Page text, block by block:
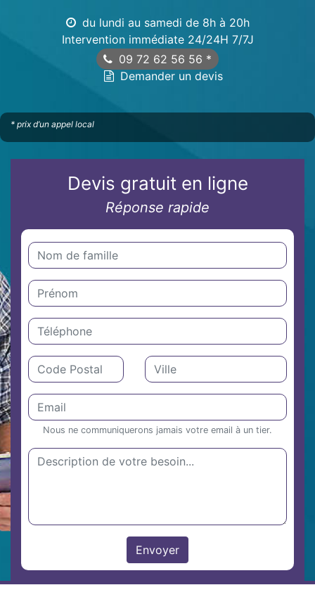
du lundi au samedi de 8h à 20h
Intervention immédiate 24/24H 7/7J
09 72 62 56 56 *
Demander un devis
* prix d’un appel local
Devis gratuit en ligne
Réponse rapide
Nous ne communiquerons jamais votre email à un tier.